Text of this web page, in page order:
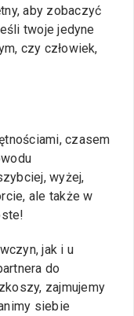
aby zobaczyć
twoje jedyne
czy człowiek,
czasem
wyżej,
ale także w
jak i u
do
zajmujemy
siebie